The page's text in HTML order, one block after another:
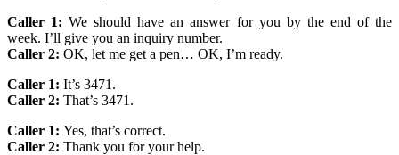
Caller 1: We should have an answer for you by the end of the
week. I’ll give you an inquiry number.
Caller 2: OK, let me get a pen… OK, I’m ready.
Caller 1: It’s 3471.
Caller 2: That’s 3471.
Caller 1: Yes, that’s correct.
Caller 2: Thank you for your help.